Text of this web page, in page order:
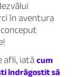
în aventura
afli, iată cum
îndrăgostit să